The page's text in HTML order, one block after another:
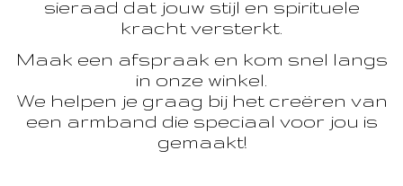
sieraad dat jouw stijl en spirituele
kracht versterkt.
Maak een afspraak en kom snel langs
in onze winkel.
We helpen je graag bij het creëren van
een armband die speciaal voor jou is
gemaakt!